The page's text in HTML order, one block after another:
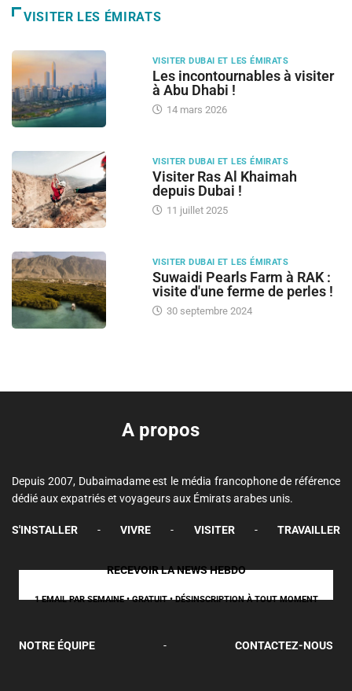
VISITER LES ÉMIRATS
VISITER DUBAI ET LES ÉMIRATS
Les incontournables à visiter
à Abu Dhabi !
14 mars 2026
VISITER DUBAI ET LES ÉMIRATS
Visiter Ras Al Khaimah
depuis Dubai !
11 juillet 2025
VISITER DUBAI ET LES ÉMIRATS
Suwaidi Pearls Farm à RAK :
visite d'une ferme de perles !
30 septembre 2024
A propos
Depuis 2007, Dubaimadame est le média francophone de référence
dédié aux expatriés et voyageurs aux Émirats arabes unis.
S'INSTALLER - VIVRE - VISITER - TRAVAILLER
RECEVOIR LA NEWS HEBDO
1 EMAIL PAR SEMAINE • GRATUIT • DÉSINSCRIPTION À TOUT MOMENT
NOTRE ÉQUIPE - CONTACTEZ-NOUS